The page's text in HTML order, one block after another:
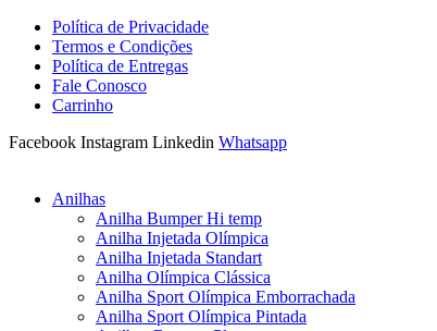
Política de Privacidade
Termos e Condições
Política de Entregas
Fale Conosco
Carrinho
Facebook Instagram Linkedin Whatsapp
Anilhas
Anilha Bumper Hi temp
Anilha Injetada Olímpica
Anilha Injetada Standart
Anilha Olímpica Clássica
Anilha Sport Olímpica Emborrachada
Anilha Sport Olímpica Pintada